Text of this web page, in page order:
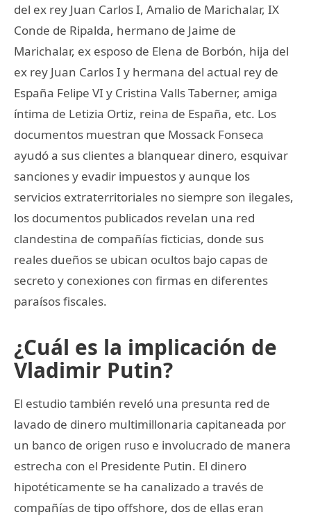
del ex rey Juan Carlos I, Amalio de Marichalar, IX
Conde de Ripalda, hermano de Jaime de
Marichalar, ex esposo de Elena de Borbón, hija del
ex rey Juan Carlos I y hermana del actual rey de
España Felipe VI y Cristina Valls Taberner, amiga
íntima de Letizia Ortiz, reina de España, etc. Los
documentos muestran que Mossack Fonseca
ayudó a sus clientes a blanquear dinero, esquivar
sanciones y evadir impuestos y aunque los
servicios extraterritoriales no siempre son ilegales,
los documentos publicados revelan una red
clandestina de compañías ficticias, donde sus
reales dueños se ubican ocultos bajo capas de
secreto y conexiones con firmas en diferentes
paraísos fiscales.
¿Cuál es la implicación de
Vladimir Putin?
El estudio también reveló una presunta red de
lavado de dinero multimillonaria capitaneada por
un banco de origen ruso e involucrado de manera
estrecha con el Presidente Putin. El dinero
hipotéticamente se ha canalizado a través de
compañías de tipo offshore, dos de ellas eran